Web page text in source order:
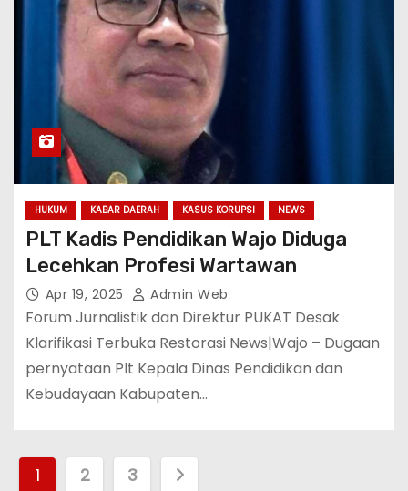
HUKUM KABAR DAERAH KASUS KORUPSI NEWS
PLT Kadis Pendidikan Wajo Diduga
Lecehkan Profesi Wartawan
Apr 19, 2025 Admin Web
Forum Jurnalistik dan Direktur PUKAT Desak
Klarifikasi Terbuka Restorasi News|Wajo – Dugaan
pernyataan Plt Kepala Dinas Pendidikan dan
Kebudayaan Kabupaten…
1 2 3